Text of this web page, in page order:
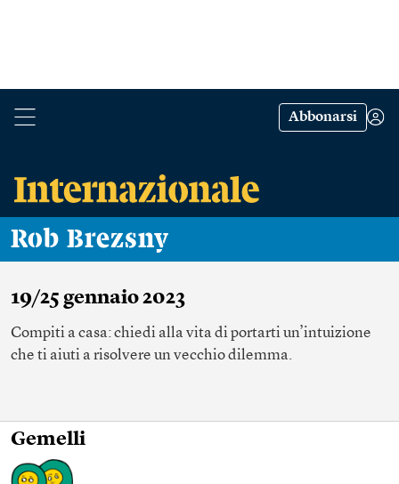
Abbonarsi
Rob Brezsny
19/25 gennaio 2023
Compiti a casa: chiedi alla vita di portarti un’intuizione
che ti aiuti a risolvere un vecchio dilemma.
Gemelli